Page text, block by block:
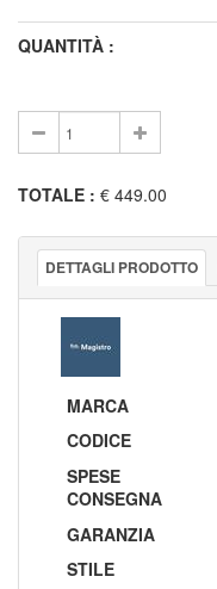
QUANTITÀ :
TOTALE : € 449.00
DETTAGLI PRODOTTO
MARCA
CODICE
SPESE
CONSEGNA
GARANZIA
STILE